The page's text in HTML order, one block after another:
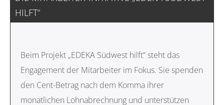
HILFT“
Beim Projekt „EDEKA Südwest hilft“ steht das
Engagement der Mitarbeiter im Fokus. Sie spenden
den Cent-Betrag nach dem Komma ihrer
monatlichen Lohnabrechnung und unterstützen